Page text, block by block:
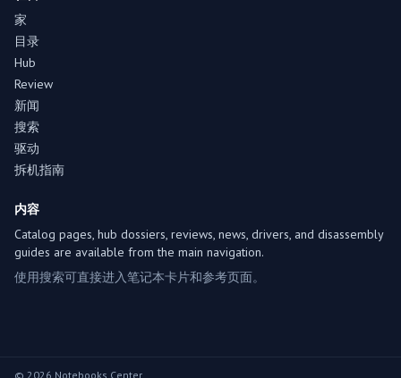
家
目录
Hub
Review
新闻
搜索
驱动
拆机指南
内容
Catalog pages, hub dossiers, reviews, news, drivers, and disassembly
guides are available from the main navigation.
使用搜索可直接进入笔记本卡片和参考页面。
© 2026 Notebooks Center.